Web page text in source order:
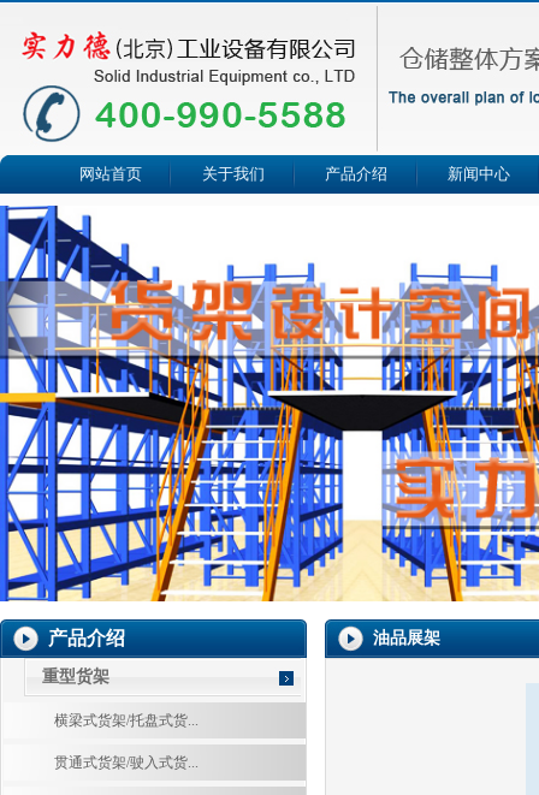
网站首页 关于我们 产品介绍 新闻中心
产品介绍
重型货架
横梁式货架/托盘式货...
贯通式货架/驶入式货...
油品展架